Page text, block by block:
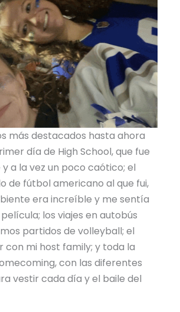
más destacados hasta ahora
día de High School, que fue
a la vez un poco caótico; el
de fútbol americano al que fui,
era increíble y me sentía
los viajes en autobús
partidos de volleyball; el
con mi host family; y toda la
con las diferentes
vestir cada día y el baile del